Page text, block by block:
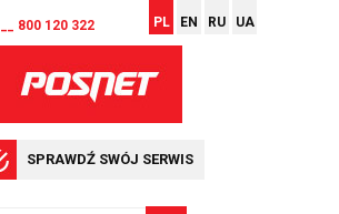
__ 800 120 322 PL EN RU UA
SPRAWDŹ SWÓJ SERWIS